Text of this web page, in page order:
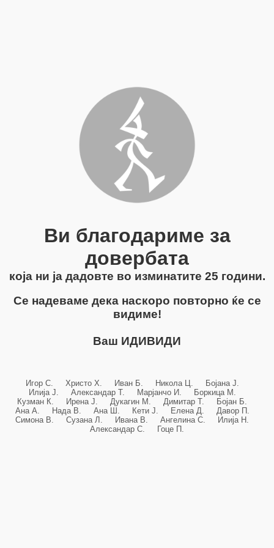
Ви благодариме за
довербата
која ни ја дадовте во изминатите 25 години.
Се надеваме дека наскоро повторно ќе се
видиме!
Ваш ИДИВИДИ
Игор С. Христо Х. Иван Б. Никола Ц. Бојана Ј.
Илија Ј. Александар Т. Марјанчо И. Боркица М.
Кузман К. Ирена Ј. Дукагин М. Димитар Т. Бојан Б.
Ана А. Нада В. Ана Ш. Кети Ј. Елена Д. Давор П.
Симона В. Сузана Л. Ивана В. Ангелина С. Илија Н.
Александар С. Гоце П.